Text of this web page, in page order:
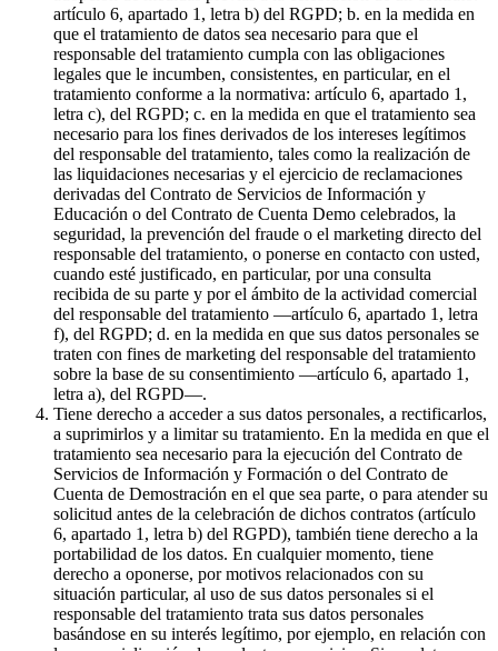
artículo 6, apartado 1, letra b) del RGPD; b. en la medida en
que el tratamiento de datos sea necesario para que el
responsable del tratamiento cumpla con las obligaciones
legales que le incumben, consistentes, en particular, en el
tratamiento conforme a la normativa: artículo 6, apartado 1,
letra c), del RGPD; c. en la medida en que el tratamiento sea
necesario para los fines derivados de los intereses legítimos
del responsable del tratamiento, tales como la realización de
las liquidaciones necesarias y el ejercicio de reclamaciones
derivadas del Contrato de Servicios de Información y
Educación o del Contrato de Cuenta Demo celebrados, la
seguridad, la prevención del fraude o el marketing directo del
responsable del tratamiento, o ponerse en contacto con usted,
cuando esté justificado, en particular, por una consulta
recibida de su parte y por el ámbito de la actividad comercial
del responsable del tratamiento —artículo 6, apartado 1, letra
f), del RGPD; d. en la medida en que sus datos personales se
traten con fines de marketing del responsable del tratamiento
sobre la base de su consentimiento —artículo 6, apartado 1,
letra a), del RGPD—.
Tiene derecho a acceder a sus datos personales, a rectificarlos,
a suprimirlos y a limitar su tratamiento. En la medida en que el
tratamiento sea necesario para la ejecución del Contrato de
Servicios de Información y Formación o del Contrato de
Cuenta de Demostración en el que sea parte, o para atender su
solicitud antes de la celebración de dichos contratos (artículo
6, apartado 1, letra b) del RGPD), también tiene derecho a la
portabilidad de los datos. En cualquier momento, tiene
derecho a oponerse, por motivos relacionados con su
situación particular, al uso de sus datos personales si el
responsable del tratamiento trata sus datos personales
basándose en su interés legítimo, por ejemplo, en relación con